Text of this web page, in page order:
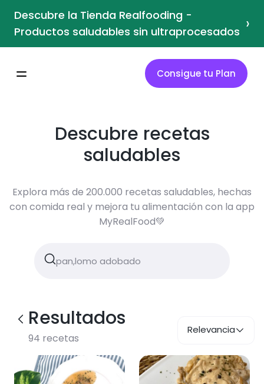
Descubre la Tienda Realfooding -
Productos saludables sin ultraprocesados ›
Consigue tu Plan
Descubre recetas
saludables
Explora más de 200.000 recetas saludables, hechas
con comida real y mejora tu alimentación con la app
MyRealFood💚
Resultados
94 recetas
Relevancia